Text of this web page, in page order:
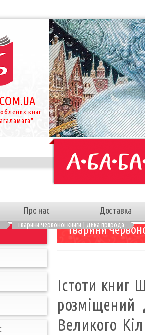
книг
Про нас Доставка
Тварини Червоної книги | Дика природа
Тварини
Істоти книг
розміщений
Великого